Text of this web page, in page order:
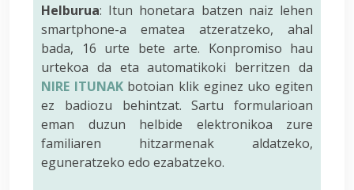
Helburua: Itun honetara batzen naiz lehen
smartphone-a ematea atzeratzeko, ahal
bada, 16 urte bete arte. Konpromiso hau
urtekoa da eta automatikoki berritzen da
NIRE ITUNAKbotoian klik eginez uko egiten
ez badiozu behintzat. Sartu formularioan
eman duzun helbide elektronikoa zure
familiaren hitzarmenak aldatzeko,
eguneratzeko edo ezabatzeko.